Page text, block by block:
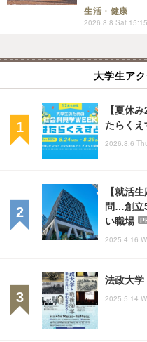
生活・健康
2026.8.8 Sat 15:15
大学生ア
【夏休
たらく
2026.8.6
【就活
問…創立
い職場
2025.4.16
法政大学
2025.5.14